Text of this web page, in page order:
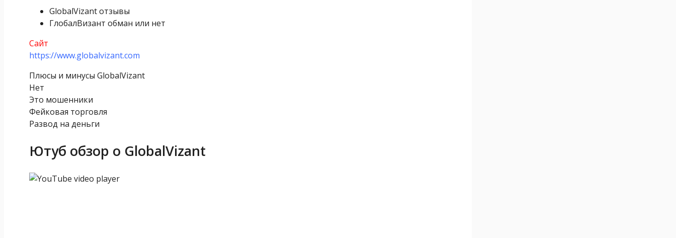
GlobalVizant отзывы
ГлобалВизант обман или нет
Сайт
https://www.globalvizant.com
Плюсы и минусы GlobalVizant
Нет
Это мошенники
Фейковая торговля
Развод на деньги
Ютуб обзор о GlobalVizant